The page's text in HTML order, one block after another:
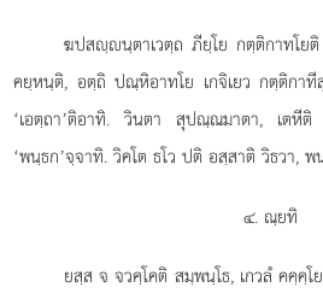
ฆปสฺนฺตาเวตฺถ ภียฺโย กตฺติกาทโ
คยฺหนฺติ, อตฺถิ ปณฺหิอาทโย เกจิเยว กตฺติกา
‘เอตฺถา’ติอาทิ. วินตา สุปณฺณมาตา, เตหี
‘พนฺธก’จฺจาทิ. วิคโต ธโว ปติ อสฺสาติ วิธวา,
๔. ณฺยทิ
ยสฺสจ จวคฺโคติ สมฺพนฺโธ, เกวลํ คคฺคฺโ